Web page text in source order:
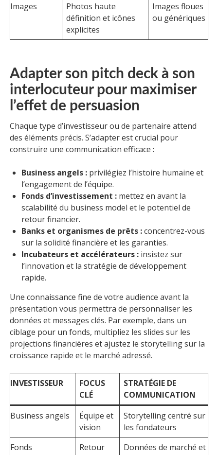
Images
Photos haute
définition et icônes
explicites
Images floues
ou génériques
Adapter son pitch deck à son
interlocuteur pour maximiser
l’effet de persuasion
Chaque type d’investisseur ou de partenaire attend
des éléments précis. S’adapter est crucial pour
construire une communication efficace :
Business angels : privilégiez l’histoire humaine et
l’engagement de l’équipe.
Fonds d’investissement : mettez en avant la
scalabilité du business model et le potentiel de
retour financier.
Banks et organismes de prêts :concentrez-vous
sur la solidité financière et les garanties.
Incubateurs et accélérateurs : insistez sur
l’innovation et la stratégie de développement
rapide.
Une connaissance fine de votre audience avant la
présentation vous permettra de personnaliser les
données et messages clés. Par exemple, dans un
ciblage pour un fonds, multipliez les slides sur les
projections financières et ajustez le storytelling sur la
croissance rapide et le marché adressé.
INVESTISSEUR
FOCUS
CLÉ
STRATÉGIE DE
COMMUNICATION
Business angels
Équipe et
vision
Storytelling centré sur
les fondateurs
Fonds
Retour
Données de marché et